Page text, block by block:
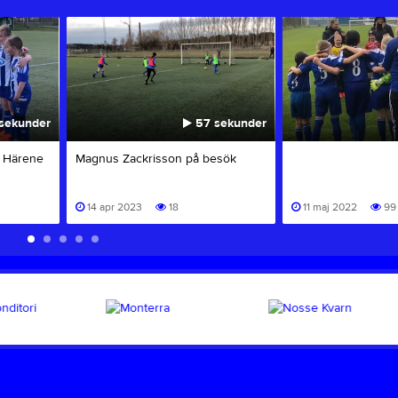
57 sekunder
Magnus Zackrisson på besök
14 apr 2023 18 11 maj 2022 99